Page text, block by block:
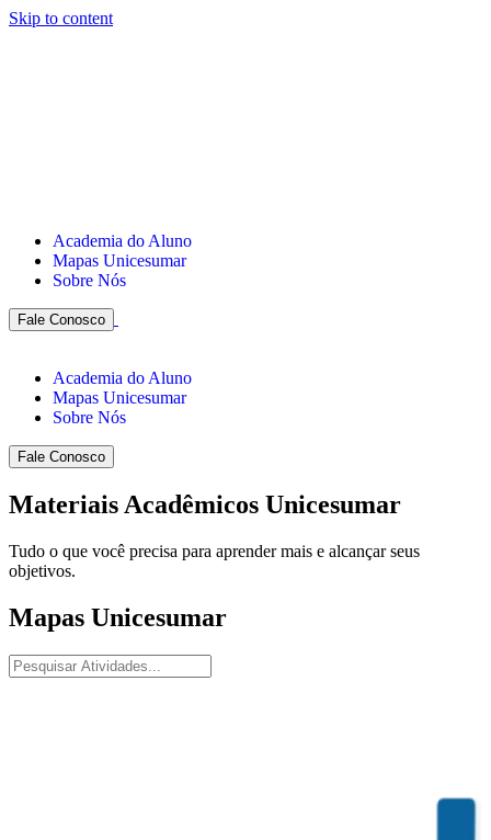
Skip to content
Academia do Aluno
Mapas Unicesumar
Sobre Nós
Fale Conosco
Academia do Aluno
Mapas Unicesumar
Sobre Nós
Fale Conosco
Materiais Acadêmicos Unicesumar
Tudo o que você precisa para aprender mais e alcançar seus
objetivos.
Mapas Unicesumar